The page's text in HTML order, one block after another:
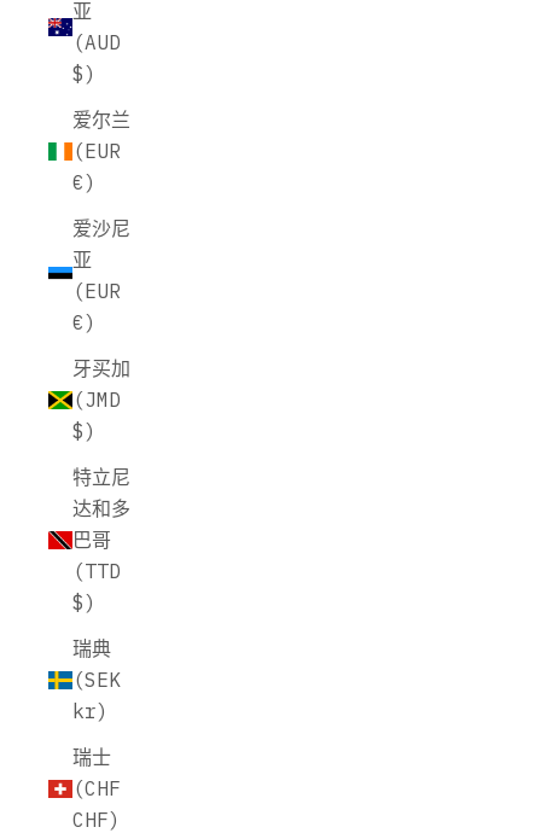
亚
(AUD
$)
爱尔兰
(EUR
€)
爱沙尼
亚
(EUR
€)
牙买加
(JMD
$)
特立尼
达和多
巴哥
(TTD
$)
瑞典
(SEK
kr)
瑞士
(CHF
CHF)